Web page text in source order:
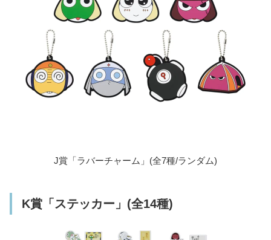
J賞「ラバーチャーム」(全7種/ランダム)
K賞「ステッカー」(全14種)